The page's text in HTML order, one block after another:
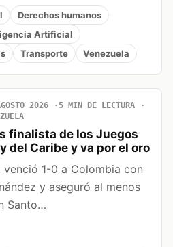
Derechos humanos
Artificial
Transporte Venezuela
2026
5 MIN DE LECTURA
finalista de los Juegos
del Caribe y va por el oro
venció 1-0 a Colombia con
y aseguró al menos
Santo…